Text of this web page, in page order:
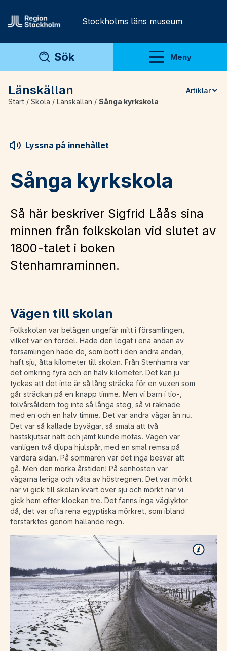
Stockholms läns museum
Sök Meny
Visa meny
Länskällan
Artiklar
Teman
Arkivmaterial
Start / Skola / Länskällan / Sånga kyrkskola
Lyssna på innehållet
Sånga kyrkskola
Så här beskriver Sigfrid Låås sina
minnen från folkskolan vid slutet av
1800-talet i boken
Stenhamraminnen.
Vägen till skolan
Folkskolan var belägen ungefär mitt i församlingen,
vilket var en fördel. Hade den legat i ena ändan av
församlingen hade de, som bott i den andra ändan,
haft sju, åtta kilometer till skolan. Från Stenhamra var
det omkring fyra och en halv kilometer. Det kan ju
tyckas att det inte är så lång sträcka för en vuxen som
går sträckan på en knapp timme. Men vi barn i tio-,
tolvårsåldern tog inte så långa steg, så vi räknade
med en och en halv timme. Det var andra vägar än nu.
Det var så kallade byvägar, så smala att två
hästskjutsar nätt och jämt kunde mötas. Vägen var
vanligen två djupa hjulspår, med en smal remsa på
vardera sidan. På sommaren var det inga besvär att
gå. Men den mörka årstiden! På senhösten var
vägarna leriga och våta av höstregnen. Det var mörkt
när vi gick till skolan kvart över sju och mörkt när vi
gick hem efter klockan tre. Det fanns inga väglyktor
då, det var ofta rena egyptiska mörkret, som ibland
förstärktes genom hällande regn.